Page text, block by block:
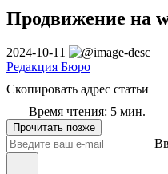
Продвижение на
2024-10-11
Редакция Бюро
Скопировать адрес статьи
Время чтения: 5 мин.
Прочитать позже